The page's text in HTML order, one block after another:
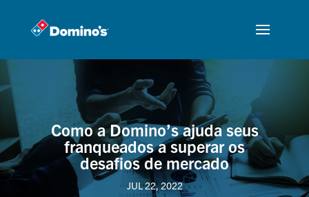
Como a Domino’s ajuda seus
franqueados a superar os
desafios de mercado
JUL 22, 2022